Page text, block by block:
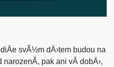
svÃ½m dÄ›tem budou na
pak ani vÂ dobÄ›,